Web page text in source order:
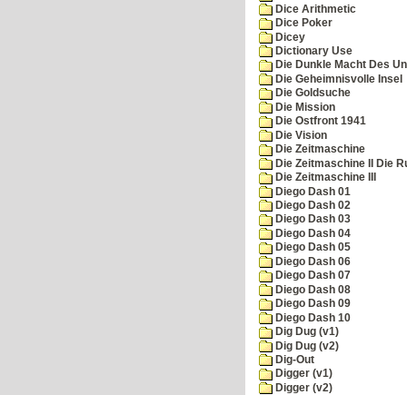
Dice Arithmetic
Dice Poker
Dicey
Dictionary Use
Die Dunkle Macht Des
Die Geheimnisvolle Insel
Die Goldsuche
Die Mission
Die Ostfront 1941
Die Vision
Die Zeitmaschine
Die Zeitmaschine II Die
Die Zeitmaschine III
Diego Dash 01
Diego Dash 02
Diego Dash 03
Diego Dash 04
Diego Dash 05
Diego Dash 06
Diego Dash 07
Diego Dash 08
Diego Dash 09
Diego Dash 10
Dig Dug (v1)
Dig Dug (v2)
Dig-Out
Digger (v1)
Digger (v2)